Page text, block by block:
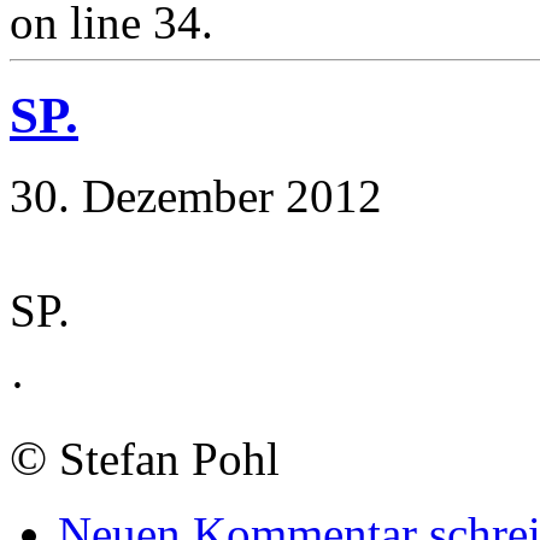
on line 34.
SP.
30. Dezember 2012
SP.
·
© Stefan Pohl